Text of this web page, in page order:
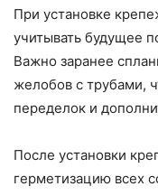
При установке
учитывать будущее
Важно заранее
желобов с трубами,
переделок и
После установки
герметизацию всех